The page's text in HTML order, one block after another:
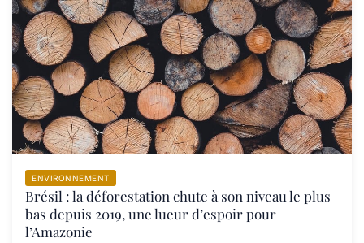
ENVIRONNEMENT
Brésil : la déforestation chute à son niveau le plus
bas depuis 2019, une lueur d’espoir pour
l’Amazonie